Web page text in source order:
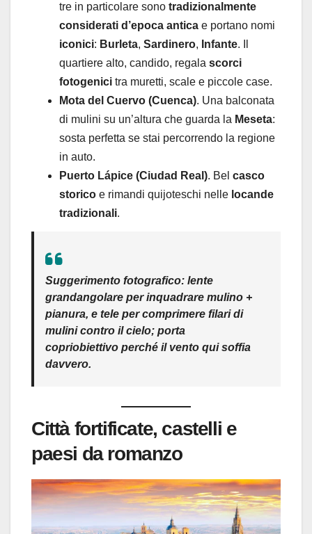
tre in particolare sono tradizionalmente
considerati d’epoca antica e portano nomi
iconici: Burleta, Sardinero, Infante. Il
quartiere alto, candido, regala scorci
fotogenici tra muretti, scale e piccole case.
Mota del Cuervo (Cuenca). Una balconata
di mulini su un’altura che guarda la Meseta:
sosta perfetta se stai percorrendo la regione
in auto.
Puerto Lápice (Ciudad Real). Bel casco
storico e rimandi quijoteschi nelle locande
tradizionali.
Suggerimento fotografico: lente
grandangolare per inquadrare mulino +
pianura, e tele per comprimere filari di
mulinicontro il cielo; porta
copriobiettivo perché il vento quisoffia
davvero.
Città fortificate, castelli e
paesi da romanzo